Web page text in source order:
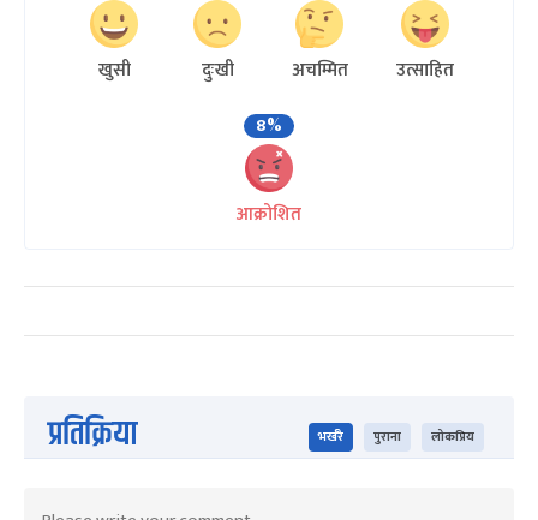
खुसी दुःखी अचम्मित
उत्साहित
8%
आक्रोशित
प्रतिक्रिया भर्खरै पुराना लोकप्रिय